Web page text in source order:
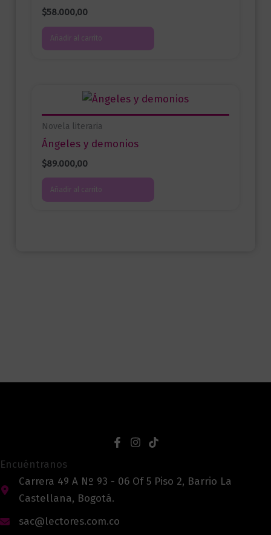
$58.000,00
Añadir al carrito
Novela literaria
Ángeles y demonios
$89.000,00
Añadir al carrito
Encuéntranos
Carrera 49 A Nº 93 - 06 Of 5 Piso 2, Barrio La
Castellana, Bogotá.
sac@lectores.com.co